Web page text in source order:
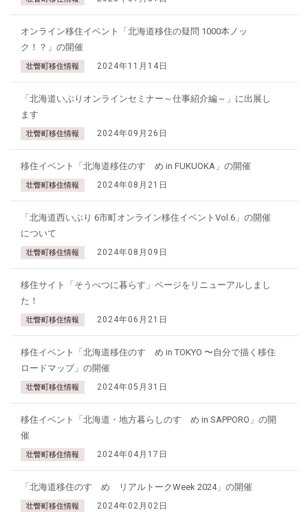
オンライン移住イベント「北海道移住の疑問 1000本ノッ
ク！？」の開催
壮瞥町移住情報 2024年11月14日
「北海道いぶりオンラインセミナー～仕事紹介編～」に出展し
ます
壮瞥町移住情報 2024年09月26日
移住イベント「北海道移住のすゝめ in FUKUOKA」の開催
壮瞥町移住情報 2024年08月21日
「北海道西いぶり 6市町オンライン移住イベントVol.6」の開催
について
壮瞥町移住情報 2024年08月09日
移住サイト「そうべつに暮らす」ページをリニューアルしまし
た！
壮瞥町移住情報 2024年06月21日
移住イベント「北海道移住のすゝめ in TOKYO 〜自分で描く移住
ロードマップ」の開催
壮瞥町移住情報 2024年05月31日
移住イベント「北海道・地方暮らしのすゝめ in SAPPORO」の開
催
壮瞥町移住情報 2024年04月17日
「北海道移住のすゝめ リアルトークWeek 2024」の開催
壮瞥町移住情報 2024年02月02日